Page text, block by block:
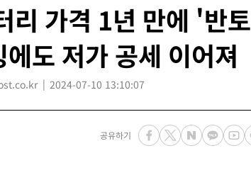
리 가격 1년 만에 '반토
도 저가 공세 이어져
2024-07-10 13:10:07
공유하기